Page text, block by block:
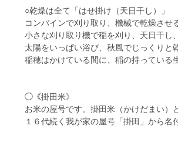
○乾燥は全て「はせ掛け（天日干し）」
コンバインで刈り取り、機械で乾燥させ
小さな刈り取り機で稲を刈り、天日干し、
太陽をいっぱい浴び、秋風でじっくりと
稲穂はかけている間に、稲の持っている
◯《掛田米》
お米の屋号です。掛田米（かけだまい）
１６代続く我が家の屋号「掛田」から名